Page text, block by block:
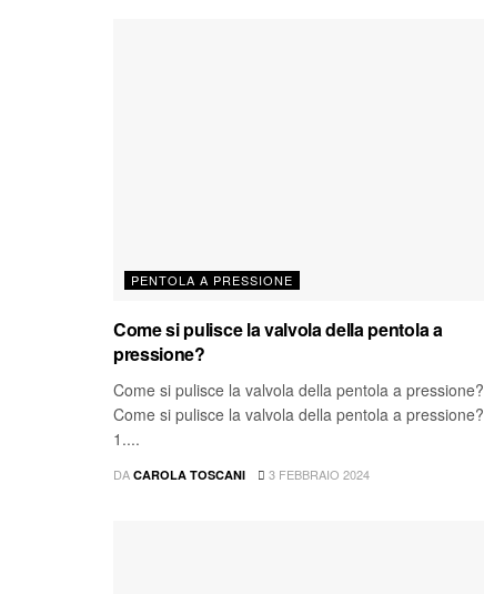
PENTOLA A PRESSIONE
Come si pulisce la valvola della pentola a
pressione?
Come si pulisce la valvola della pentola a pressione?
Come si pulisce la valvola della pentola a pressione?
1....
DA CAROLA TOSCANI 3 FEBBRAIO 2024